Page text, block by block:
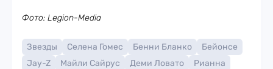
Фото: Legion-Media
Звезды Селена Гомес Бенни Бланко
Бейонсе
Jay-Z
Майли Сайрус Деми Ловато
Рианна